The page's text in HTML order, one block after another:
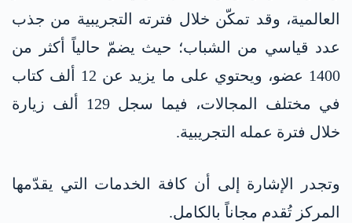
العالمية، وقد تمكّن خلال فترته التجريبية من جذب
عدد قياسي من الشباب؛ حيث يضمّ حالياً أكثر من
1400 عضو، ويحتوي على ما يزيد عن 12 ألف كتاب
في مختلف المجالات، فيما سجل 129 ألف زيارة
خلال فترة عمله التجريبية.
وتجدر الإشارة إلى أن كافة الخدمات التي يقدّمها
المركز تُقدم مجاناً بالكامل.